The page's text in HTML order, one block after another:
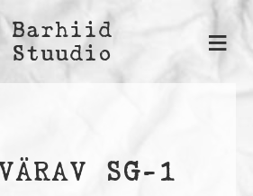
Barhiid
Stuudio
≡
SG-1